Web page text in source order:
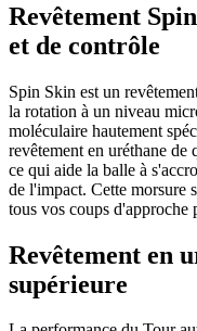
Revêtement
et de contrôle
Spin Skin est un
la rotation à un niveau
moléculaire hautement
revêtement en uréthane
ce qui aide la balle à
de l'impact. Cette morsure
tous vos coups d'approche
Revêtement en
supérieure